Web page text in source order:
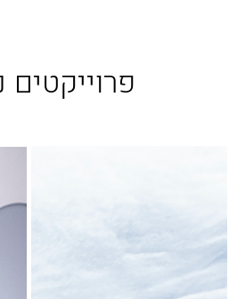
פרוייקטים